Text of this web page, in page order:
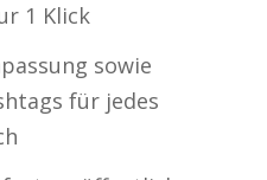
1 Klick
sowie
für jedes